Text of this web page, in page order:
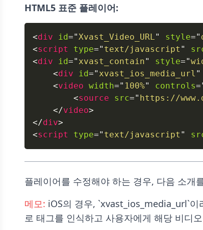
HTML5 표준 플레이어:
<div id="Xvast_Video_URL" style="
<script type=" text/javascript "
<div id=" xvast_contain" style="
<div id=" xvast_ios_media_url "
<video width=" 100%" controls=
<source src=" https://
</video>
</div>
<script type=" text/javascript "
플레이어를 수정해야 하는 경우, 다음 소개
메모: iOS의 경우, `xvast_ios_media_url`
로 태그를 인식하고 사용자에게 해당 비디